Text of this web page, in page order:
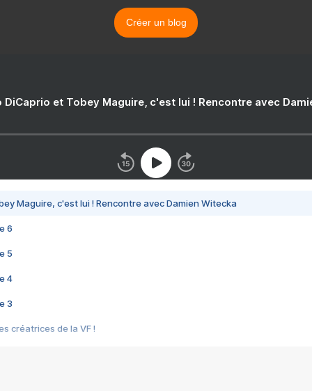
Créer un blog
DiCaprio et Tobey Maguire, c'est lui ! Rencontre avec
Maguire, c'est lui ! Rencontre avec Damien Witecka
6
5
4
3
créatrices de la VF !